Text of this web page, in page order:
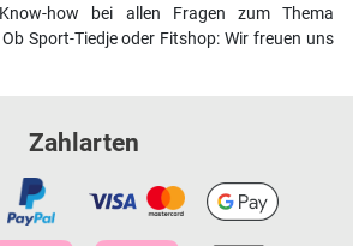
how bei allen Fragen zum Thema
Sport-Tiedje oder Fitshop: Wir freuen uns
Zahlarten